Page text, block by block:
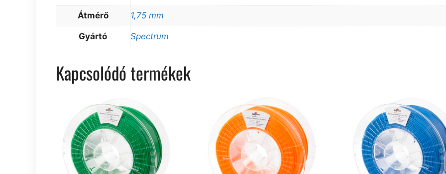
Átmérő 1,75 mm
Gyártó Spectrum
Kapcsolódó termékek